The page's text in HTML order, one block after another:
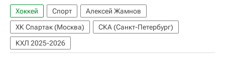
Хоккей Спорт
Алексей Жамнов
ХК Спартак (Москва)
СКА (Санкт-Петербург)
КХЛ 2025-2026